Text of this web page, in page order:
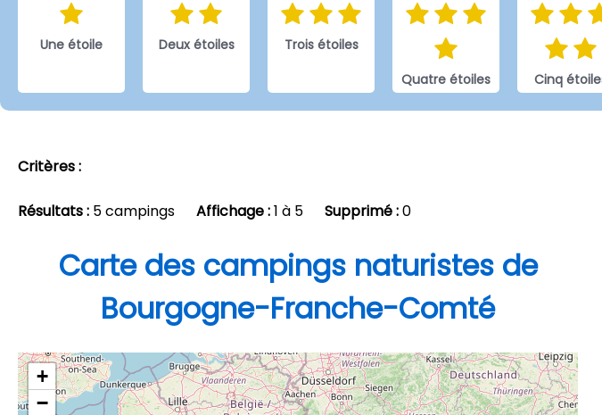
Une étoile Deux étoiles
Trois étoiles
Quatre étoiles
Cinq
Critères :
Résultats : 5 campings Affichage :1 à 5 Supprimé :0
Carte des campings naturistes de
Bourgogne-Franche-Comté
+
−